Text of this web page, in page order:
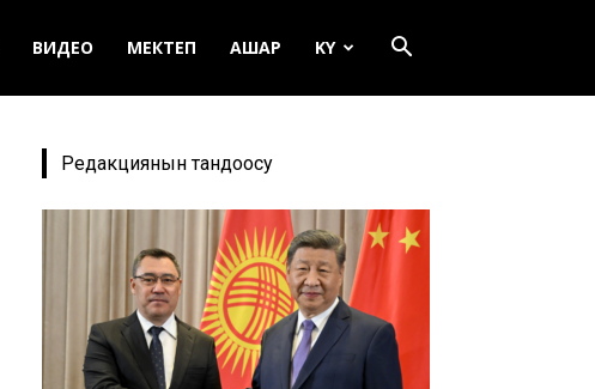
ВИДЕО МЕКТЕП АШАР KY
Редакциянын тандоосу